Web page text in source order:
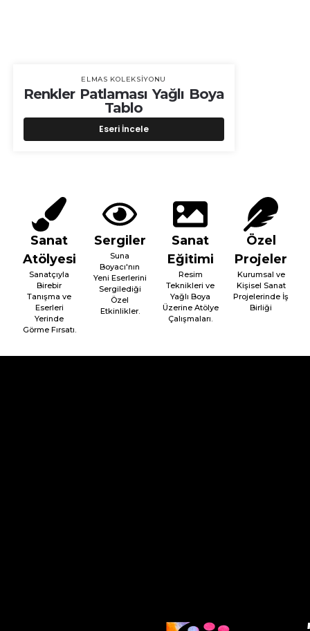
ELMAS KOLEKSIYONU
Renkler Patlaması Yağlı Boya
Tablo
Eseri İncele
Sanat
Atölyesi
Sanatçıyla
Birebir
Tanışma ve
Eserleri
Yerinde
Görme Fırsatı.
Sergiler
Suna
Boyacı'nın
Yeni Eserlerini
Sergilediği
Özel
Etkinlikler.
Sanat
Eğitimi
Resim
Teknikleri ve
Yağlı Boya
Üzerine Atölye
Çalışmaları.
Özel
Projeler
Kurumsal ve
Kişisel Sanat
Projelerinde İş
Birliği